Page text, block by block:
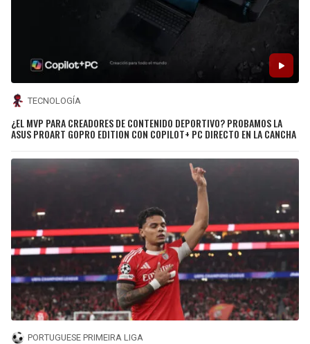
TECNOLOGÍA
¿EL MVP PARA CREADORES DE CONTENIDO DEPORTIVO? PROBAMOS LA
ASUS PROART GOPRO EDITION CON COPILOT+ PC DIRECTO EN LA CANCHA
PORTUGUESE PRIMEIRA LIGA